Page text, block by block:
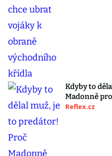
Kdyby to
Madonně
Reflex.cz